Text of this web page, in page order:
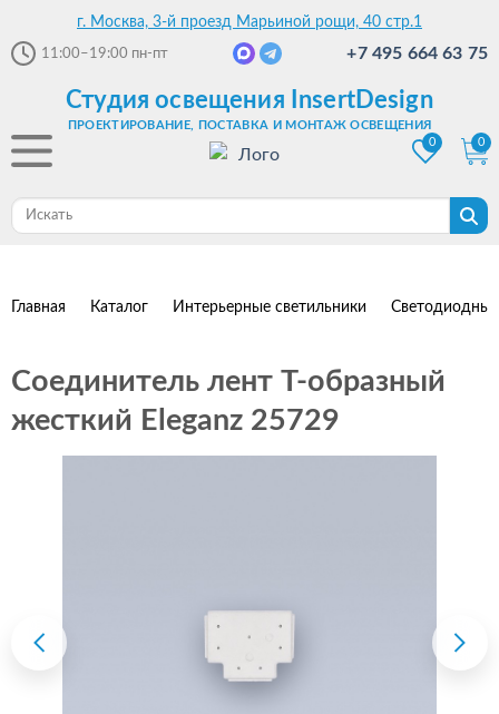
г. Москва, 3-й проезд Марьиной рощи, 40 стр.1
11:00–19:00 пн-пт +7 495 664 63 75
Студия освещения InsertDesign
ПРОЕКТИРОВАНИЕ, ПОСТАВКА И МОНТАЖ ОСВЕЩЕНИЯ
0
0
Главная Каталог Интерьерные светильники
Соединитель лент T-образный
жесткий Eleganz 25729